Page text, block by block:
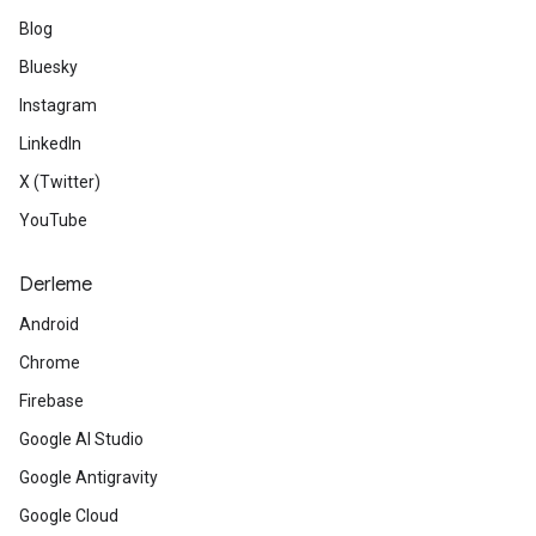
Blog
Bluesky
Instagram
LinkedIn
X (Twitter)
YouTube
Derleme
Android
Chrome
Firebase
Google AI Studio
Google Antigravity
Google Cloud